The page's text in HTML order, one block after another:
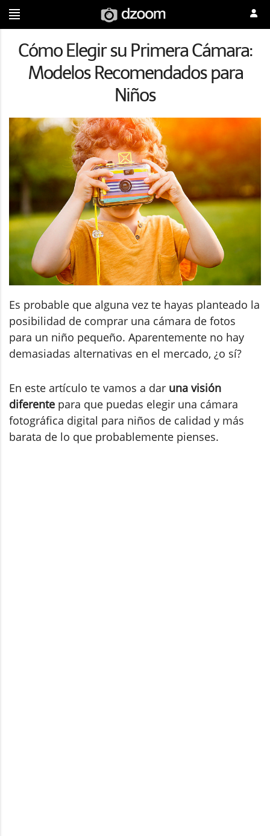
Cómo Elegir su Primera Cámara:
Modelos Recomendados para
Niños
Es probable que alguna vez te hayas planteado la
posibilidad de comprar una cámara de fotos
para un niño pequeño. Aparentemente no hay
demasiadas alternativas en el mercado, ¿o sí?
En este artículo te vamos a dar una visión
diferente para que puedas elegir una cámara
fotográfica digital para niños de calidad y más
barata de lo que probablemente pienses.